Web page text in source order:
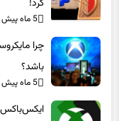
کرد!
5 ماه پیش
چرا
باشد؟
5 ماه پیش
ایکس‌باکس